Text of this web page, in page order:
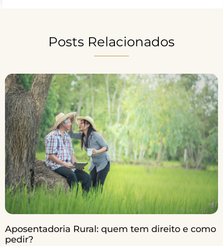
Posts Relacionados
Aposentadoria Rural: quem tem direito e como
pedir?